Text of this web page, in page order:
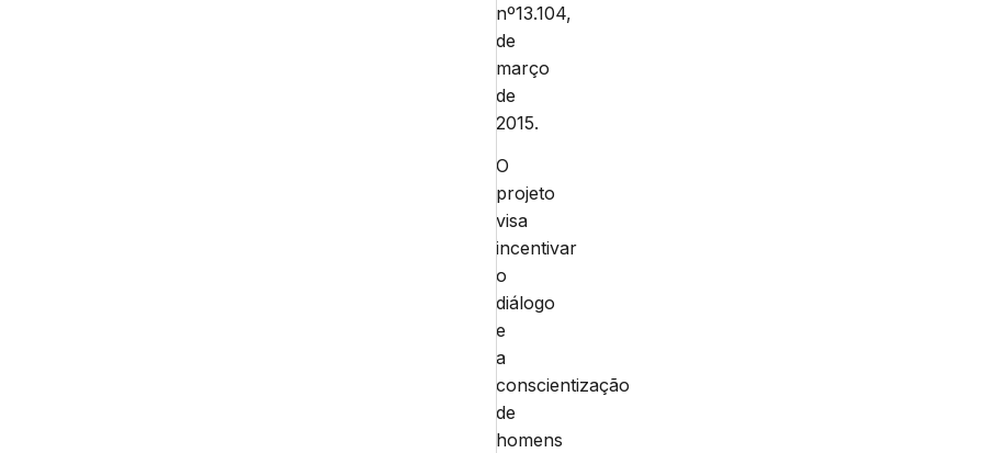
nº13.104,
de
março
de
2015.
O
projeto
visa
incentivar
o
diálogo
e
a
conscientização
de
homens